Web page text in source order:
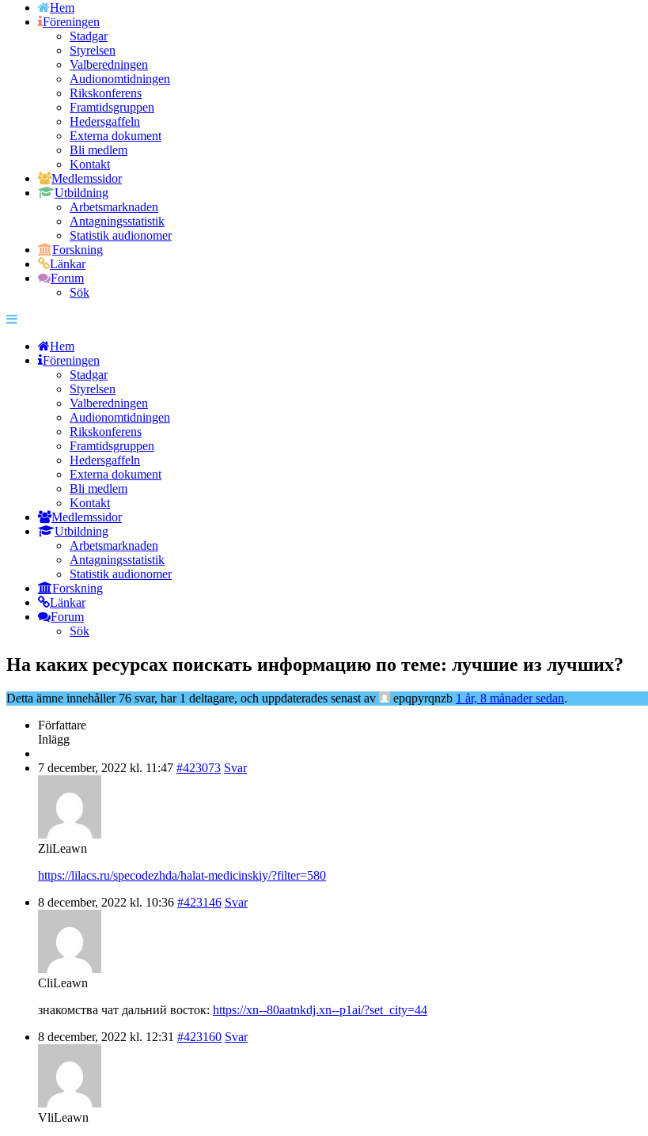
Hem
Föreningen
Stadgar
Styrelsen
Valberedningen
Audionomtidningen
Rikskonferens
Framtidsgruppen
Hedersgaffeln
Externa dokument
Bli medlem
Kontakt
Medlemssidor
Utbildning
Arbetsmarknaden
Antagningsstatistik
Statistik audionomer
Forskning
Länkar
Forum
Sök
Hem
Föreningen
Stadgar
Styrelsen
Valberedningen
Audionomtidningen
Rikskonferens
Framtidsgruppen
Hedersgaffeln
Externa dokument
Bli medlem
Kontakt
Medlemssidor
Utbildning
Arbetsmarknaden
Antagningsstatistik
Statistik audionomer
Forskning
Länkar
Forum
Sök
На каких ресурсах поискать информацию по теме: лучшие из лучших?
Detta ämne innehåller 76 svar, har 1 deltagare, och uppdaterades senast av epqpyrqnzb 1 år, 8 månader sedan.
Författare
Inlägg
7 december, 2022 kl. 11:47 #423073 Svar
ZliLeawn
https://lilacs.ru/specodezhda/halat-medicinskiy/?filter=580
8 december, 2022 kl. 10:36 #423146 Svar
CliLeawn
знакомства чат дальний восток: https://xn--80aatnkdj.xn--p1ai/?set_city=44
8 december, 2022 kl. 12:31 #423160 Svar
VliLeawn